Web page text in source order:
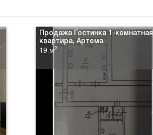
Продажа Гостинка 1-комнатная
квартира, Артема
19 м2